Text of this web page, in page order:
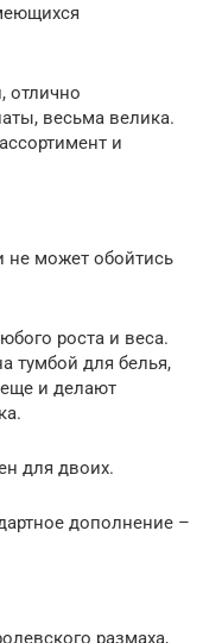
отлично
весьма велика.
и
не может обойтись
роста и веса.
тумбой для белья,
и делают
для двоих.
дополнение –
размаха,